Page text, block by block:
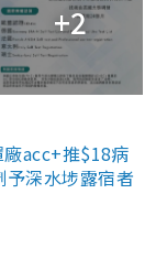
+2
acc+推$18病
深水埗露宿者